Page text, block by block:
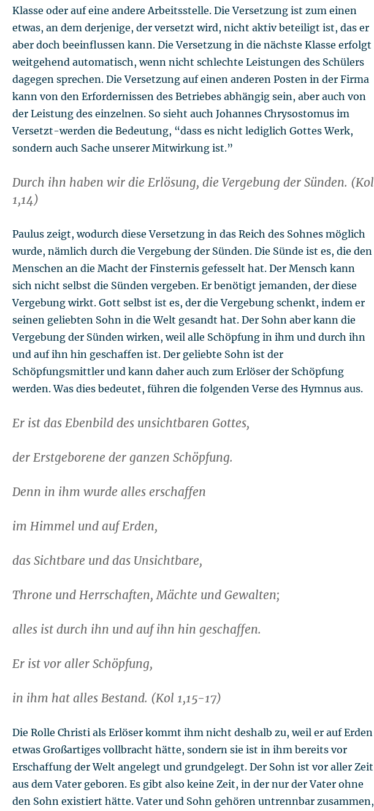
Klasse oder auf eine andere Arbeitsstelle. Die Versetzung ist zum einen
etwas, an dem derjenige, der versetzt wird, nicht aktiv beteiligt ist, das er
aber doch beeinflussen kann. Die Versetzung in die nächste Klasse erfolgt
weitgehend automatisch, wenn nicht schlechte Leistungen des Schülers
dagegen sprechen. Die Versetzung auf einen anderen Posten in der Firma
kann von den Erfordernissen des Betriebes abhängig sein, aber auch von
der Leistung des einzelnen. So sieht auch Johannes Chrysostomus im
Versetzt-werden die Bedeutung, “dass es nicht lediglich Gottes Werk,
sondern auch Sache unserer Mitwirkung ist.”
Durch ihn haben wir die Erlösung, die Vergebung der Sünden. (Kol
1,14)
Paulus zeigt, wodurch diese Versetzung in das Reich des Sohnes möglich
wurde, nämlich durch die Vergebung der Sünden. Die Sünde ist es, die den
Menschen an die Macht der Finsternis gefesselt hat. Der Mensch kann
sich nicht selbst die Sünden vergeben. Er benötigt jemanden, der diese
Vergebung wirkt. Gott selbst ist es, der die Vergebung schenkt, indem er
seinen geliebten Sohn in die Welt gesandt hat. Der Sohn aber kann die
Vergebung der Sünden wirken, weil alle Schöpfung in ihm und durch ihn
und auf ihn hin geschaffen ist. Der geliebte Sohn ist der
Schöpfungsmittler und kann daher auch zum Erlöser der Schöpfung
werden. Was dies bedeutet, führen die folgenden Verse des Hymnus aus.
Er ist das Ebenbild des unsichtbaren Gottes,
der Erstgeborene der ganzen Schöpfung.
Denn in ihm wurde alles erschaffen
im Himmel und auf Erden,
das Sichtbare und das Unsichtbare,
Throne und Herrschaften, Mächte und Gewalten;
alles ist durch ihn und auf ihn hin geschaffen.
Er ist vor aller Schöpfung,
in ihm hat alles Bestand. (Kol 1,15-17)
Die Rolle Christi als Erlöser kommt ihm nicht deshalb zu, weil er auf Erden
etwas Großartiges vollbracht hätte, sondern sie ist in ihm bereits vor
Erschaffung der Welt angelegt und grundgelegt. Der Sohn ist vor aller Zeit
aus dem Vater geboren. Es gibt also keine Zeit, in der nur der Vater ohne
den Sohn existiert hätte. Vater und Sohn gehören untrennbar zusammen,